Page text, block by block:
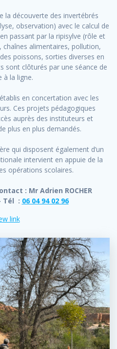
la découverte des invertébrés
observation) avec le calcul de
passant par la ripisylve (rôle et
chaînes alimentaires, pollution,
poissons, sorties diverses en
sont clôturés par une séance de
à la ligne.
en concertation avec les
Ces projets pédagogiques
auprès des instituteurs et
plus en plus demandés.
qui disposent également d’un
intervient en appuie de la
opérations scolaires.
: Mr Adrien ROCHER
Tél : 06 04 94 02 96
link